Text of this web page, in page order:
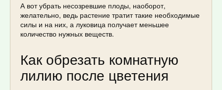
А вот убрать несозревшие плоды, наоборот,
желательно, ведь растение тратит такие необходимые
силы и на них, а луковица получает меньшее
количество нужных веществ.
Как обрезать комнатную
лилию после цветения